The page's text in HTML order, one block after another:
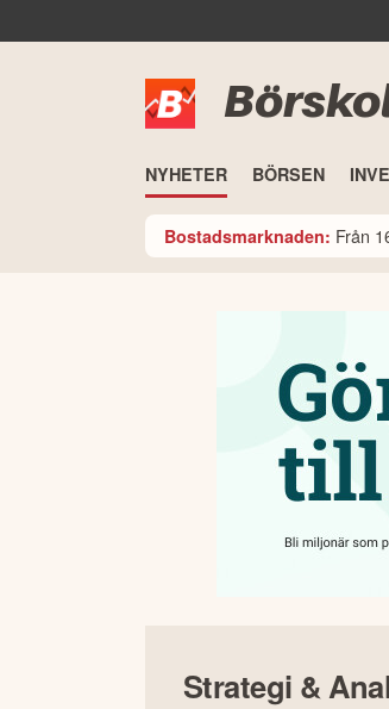
NYHETER BÖRSEN
Bostadsmarknaden: Från
Strategi &